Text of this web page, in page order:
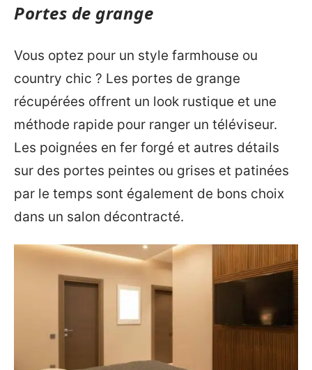
Portes de grange
Vous optez pour un style farmhouse ou
country chic ? Les portes de grange
récupérées offrent un look rustique et une
méthode rapide pour ranger un téléviseur.
Les poignées en fer forgé et autres détails
sur des portes peintes ou grises et patinées
par le temps sont également de bons choix
dans un salon décontracté.